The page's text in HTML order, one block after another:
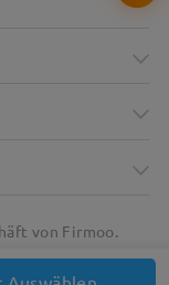
von Firmoo.